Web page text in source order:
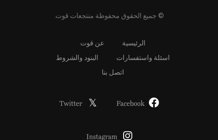
© جميع الحقوق محفوظة منتجعات قوت.
الرئيسية
عن قوت
اسئلة واستفسارات
البنود والشروط
اتصل بنا
Facebook
Twitter
Instagram